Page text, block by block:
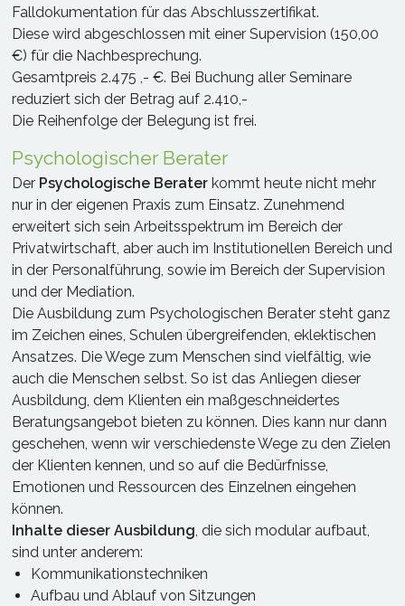
Falldokumentation für das Abschlusszertifikat.
Diese wird abgeschlossen mit einer Supervision (150,00
€) für die Nachbesprechung.
Gesamtpreis 2.475 ,- €. Bei Buchung aller Seminare
reduziert sich der Betrag auf 2.410,-
Die Reihenfolge der Belegung ist frei.
Psychologischer Berater
Der Psychologische Berater kommt heute nicht mehr
nur in der eigenen Praxis zum Einsatz. Zunehmend
erweitert sich sein Arbeitsspektrum im Bereich der
Privatwirtschaft, aber auch im Institutionellen Bereich und
in der Personalführung, sowie im Bereich der Supervision
und der Mediation.
Die Ausbildung zum Psychologischen Berater steht ganz
im Zeichen eines, Schulen übergreifenden, eklektischen
Ansatzes. Die Wege zum Menschen sind vielfältig, wie
auch die Menschen selbst. So ist das Anliegen dieser
Ausbildung, dem Klienten ein maßgeschneidertes
Beratungsangebot bieten zu können. Dies kann nur dann
geschehen, wenn wir verschiedenste Wege zu den Zielen
der Klienten kennen, und so auf die Bedürfnisse,
Emotionen und Ressourcen des Einzelnen eingehen
können.
Inhalte dieser Ausbildung, die sich modular aufbaut,
sind unter anderem:
Kommunikationstechniken
Aufbau und Ablauf von Sitzungen